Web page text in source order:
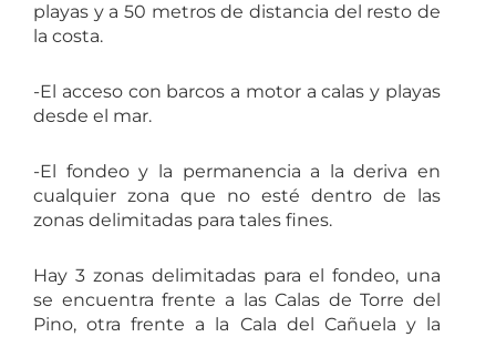
playas y a 50 metros de distancia del resto de
la costa.
-El acceso con barcos a motor a calas y playas
desde el mar.
-El fondeo y la permanencia a la deriva en
cualquier zona que no esté dentro de las
zonas delimitadas para tales fines.
Hay 3 zonas delimitadas para el fondeo, una
se encuentra frente a las Calas de Torre del
Pino, otra frente a la Cala del Cañuela y la